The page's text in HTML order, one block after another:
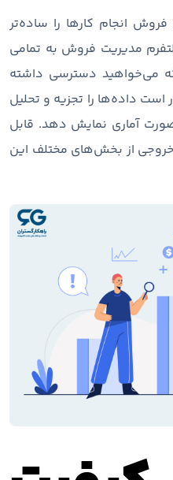
انجام کارها را ساده‌تر
مدیریت فروش به تمامی
می‌خواهید دسترسی داشته
داده‌ها را تجزیه و تحلیل
آماری نمایش دهد. قابل
از بخش‌های مختلف این